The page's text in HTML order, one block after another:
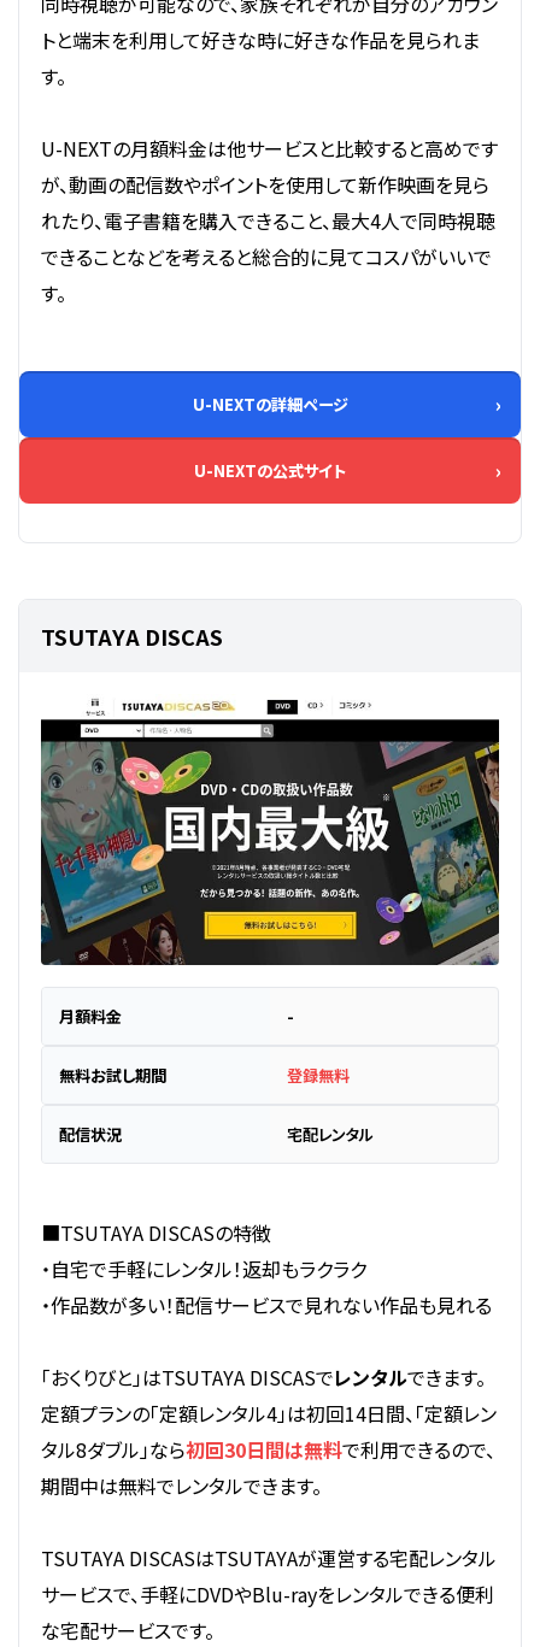
トと端末を利用して好きな時に好きな作品を見られま
す。
U-NEXTの月額料金は他サービスと比較すると高めです
が、動画の配信数やポイントを使用して新作映画を見ら
れたり、電子書籍を購入できること、最大4人で同時視聴
できることなどを考えると総合的に見てコスパがいいで
す。
U-NEXTの詳細ページ
U-NEXTの公式サイト
TSUTAYA DISCAS
月額料金 -
無料お試し期間 登録無料
配信状況 宅配レンタル
■TSUTAYA DISCASの特徴
・自宅で手軽にレンタル！返却もラクラク
・作品数が多い！配信サービスで見れない作品も見れる
「おくりびと」はTSUTAYA DISCASでレンタルできます。
定額プランの「定額レンタル4」は初回14日間、「定額レン
タル8ダブル」なら初回30日間は無料で利用できるので、
期間中は無料でレンタルできます。
TSUTAYA DISCASはTSUTAYAが運営する宅配レンタル
サービスで、手軽にDVDやBlu-rayをレンタルできる便利
な宅配サービスです。